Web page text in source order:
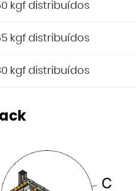
kgf distribuídos
kgf distribuídos
kgf distribuídos